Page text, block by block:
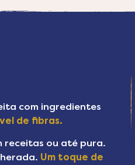
com ingredientes
de fibras.
receitas ou até pura.
Um toque de